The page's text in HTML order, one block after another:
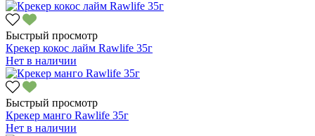
Быстрый просмотр
Крекер кокос лайм Rawlife 35г
Нет в наличии
Быстрый просмотр
Крекер манго Rawlife 35г
Нет в наличии